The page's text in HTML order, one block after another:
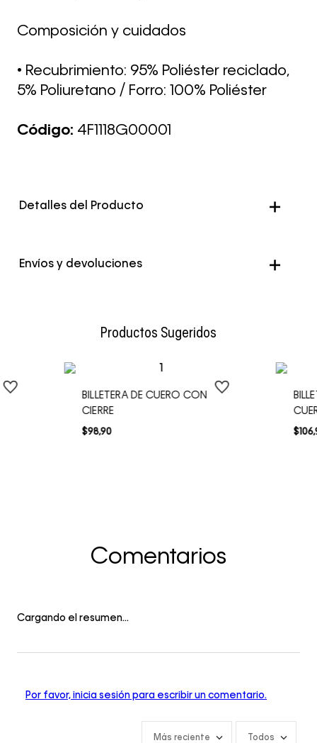
Composición y cuidados
• Recubrimiento: 95% Poliéster reciclado,
5% Poliuretano / Forro: 100% Poliéster
Código: 4F1118G00001
Detalles del Producto
Color Negro
Envíos y devoluciones
Productos Sugeridos
BILLETERA DE CUERO CON
CIERRE
$98,90 $106,
Comentarios
Cargando el resumen…
Por favor, inicia sesión para escribir un comentario.
Más reciente Todos